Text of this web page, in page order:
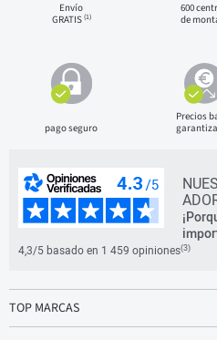
Envío
GRATIS(1)
600
de
pago seguro
Precios
4,3/5 basado en 1 459 opiniones(3)
TOP MARCAS